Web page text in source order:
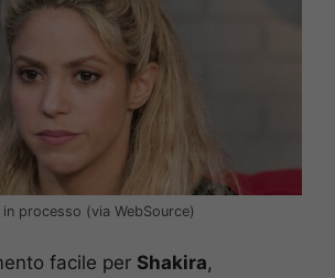
processo (via WebSource)
facile per Shakira,